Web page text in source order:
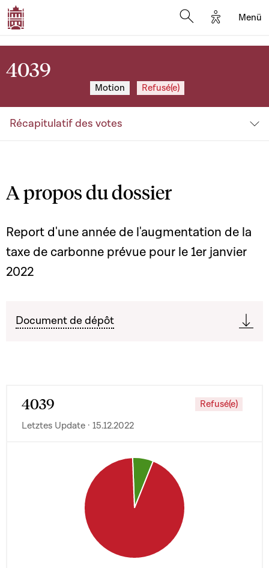
Options
Menü
4039
Motion Refusé(e)
Récapitulatif des votes
A propos du dossier
Report d'une année de l'augmentation de la
taxe de carbonne prévue pour le 1er janvier
2022
Document de dépôt
4039
Refusé(e)
Letztes Update · 15.12.2022